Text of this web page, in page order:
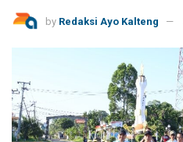
by Redaksi Ayo Kalteng